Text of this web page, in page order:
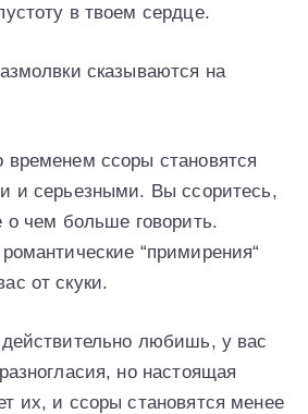
в твоем сердце.
сказываются на
ссоры становятся
и серьезными. Вы ссоритесь,
о чем больше говорить.
“примирения“
от скуки.
любишь, у вас
но настоящая
их, и ссоры становятся менее